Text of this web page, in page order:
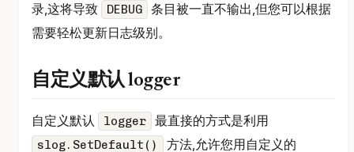
录,这将导致
DEBUG
条目被一直不输出,但您可以根据
需要轻松更新日志级别。
自定义默认 logger
自定义默认 logger 最直接的方式是利用
slog.SetDefault() 方法,允许您用自定义的